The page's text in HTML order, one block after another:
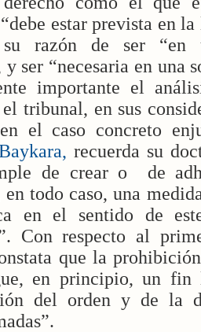
estar prevista en
su razón de ser “en
ser “necesaria en una
importante el
tribunal, en sus
el caso concreto
recuerda su
de crear o
de
todo caso, una
en el sentido de
Con respecto al
que la
en principio, un
del orden y de la